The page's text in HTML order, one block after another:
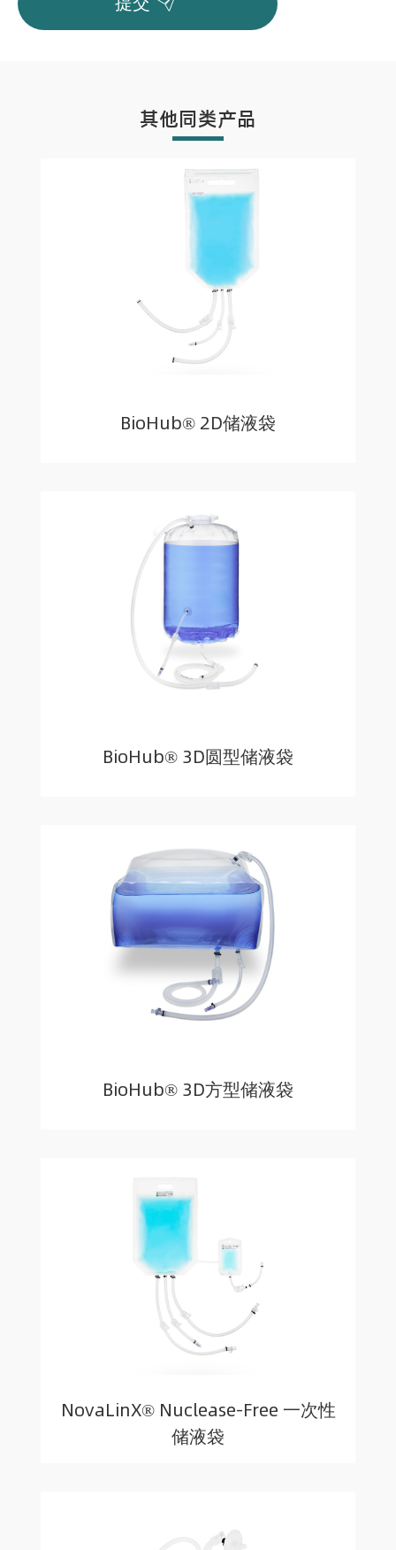
其他同类产品
BioHub® 2D储液袋
BioHub® 3D圆型储液袋
BioHub® 3D方型储液袋
NovaLinX® Nuclease-Free 一次性
储液袋